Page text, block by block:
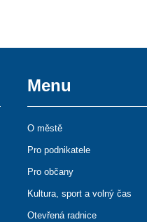
Menu
O městě
Pro podnikatele
Pro občany
Kultura, sport a volný čas
Otevřená radnice